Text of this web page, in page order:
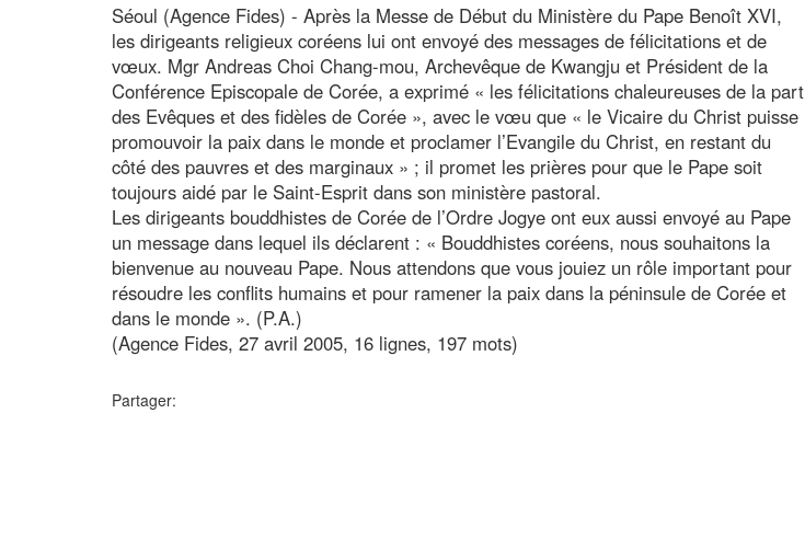
Séoul (Agence Fides) - Après la Messe de Début du Ministère du Pape Benoît XVI,
les dirigeants religieux coréens lui ont envoyé des messages de félicitations et de
vœux. Mgr Andreas Choi Chang-mou, Archevêque de Kwangju et Président de la
Conférence Episcopale de Corée, a exprimé « les félicitations chaleureuses de la part
des Evêques et des fidèles de Corée », avec le vœu que « le Vicaire du Christ puisse
promouvoir la paix dans le monde et proclamer l’Evangile du Christ, en restant du
côté des pauvres et des marginaux » ; il promet les prières pour que le Pape soit
toujours aidé par le Saint-Esprit dans son ministère pastoral.
Les dirigeants bouddhistes de Corée de l’Ordre Jogye ont eux aussi envoyé au Pape
un message dans lequel ils déclarent : « Bouddhistes coréens, nous souhaitons la
bienvenue au nouveau Pape. Nous attendons que vous jouiez un rôle important pour
résoudre les conflits humains et pour ramener la paix dans la péninsule de Corée et
dans le monde ». (P.A.)
(Agence Fides, 27 avril 2005, 16 lignes, 197 mots)
Partager: